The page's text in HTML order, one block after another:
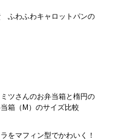
ふわふわキャロットパンの
ミツさんのお弁当箱と楕円の
箱（M）のサイズ比較
をマフィン型でかわいく！